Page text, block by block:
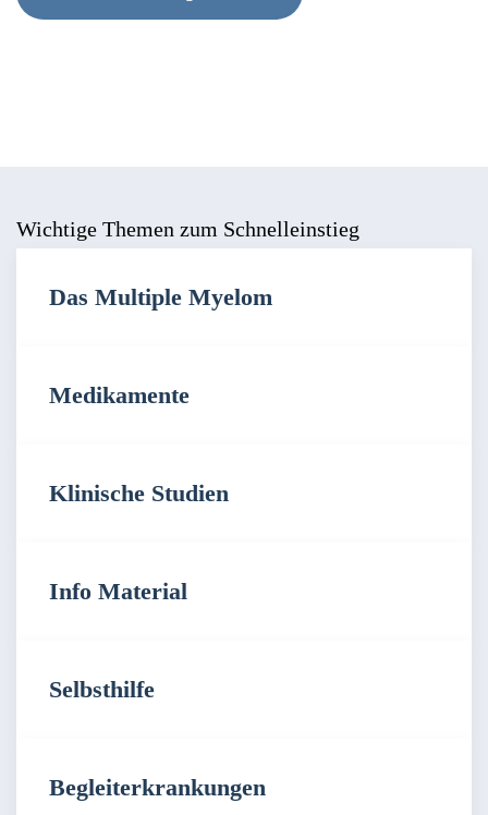
Wichtige Themen zum Schnelleinstieg
Das Multiple Myelom
Medikamente
Klinische Studien
Info Material
Selbsthilfe
Begleiterkrankungen